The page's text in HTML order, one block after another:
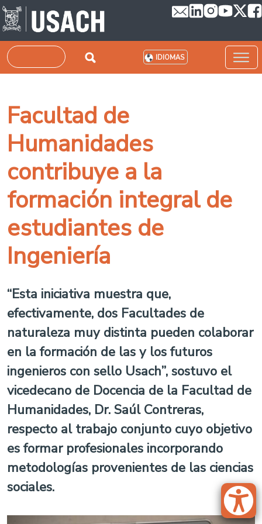
Pasar al contenido principal
Buscar IDIOMAS
Facultad de
Humanidades
contribuye a la
formación integral de
estudiantes de
Ingeniería
“Esta iniciativa muestra que,
efectivamente, dos Facultades de
naturaleza muy distinta pueden colaborar
en la formación de las y los futuros
ingenieros con sello Usach”, sostuvo el
vicedecano de Docencia de la Facultad de
Humanidades, Dr. Saúl Contreras,
respecto al trabajo conjunto cuyo objetivo
es formar profesionales incorporando
metodologías provenientes de las ciencias
sociales.